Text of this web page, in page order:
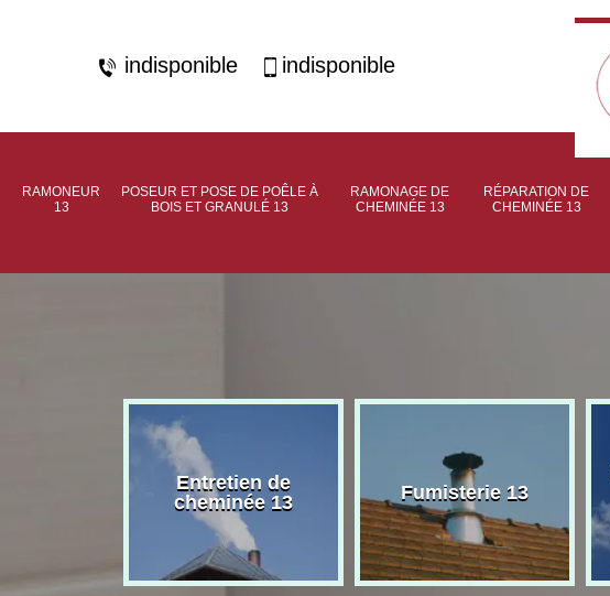
indisponible indisponible
RAMONEUR
13
POSEUR ET POSE DE POÊLE À
BOIS ET GRANULÉ 13
RAMONAGE DE
CHEMINÉE 13
RÉPARATION DE
CHEMINÉE 13
Entretien de
cheminée 13
Fumisterie 13